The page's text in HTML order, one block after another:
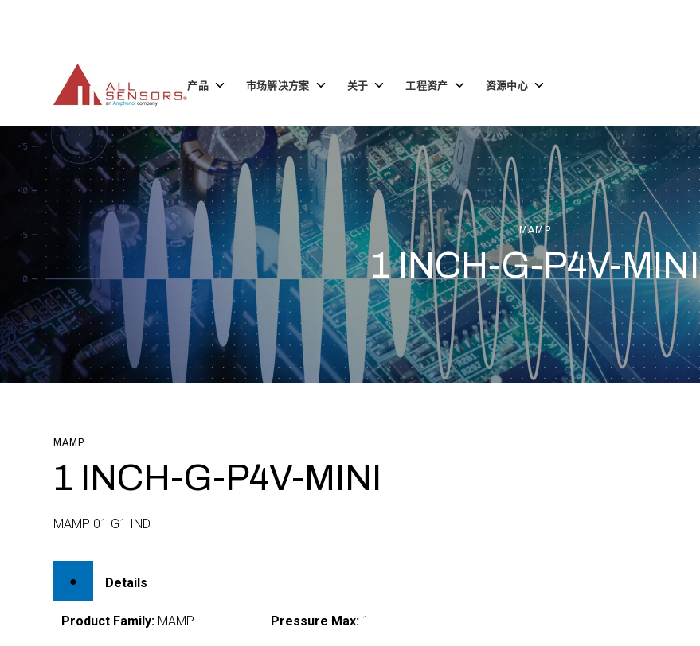
产品 Toggle
品
市场解决方案 Toggle
children
场
解
决
方
关于 Toggle
于
工程资产 Toggle
children
程
资
产
资源中心 Toggle
源
中
心
MAMP
1 INCH-G-P4V-MINI
MAMP
1 INCH-G-P4V-MINI
MAMP 01 G1 IND
Details
Product Family: MAMP Pressure Max: 1